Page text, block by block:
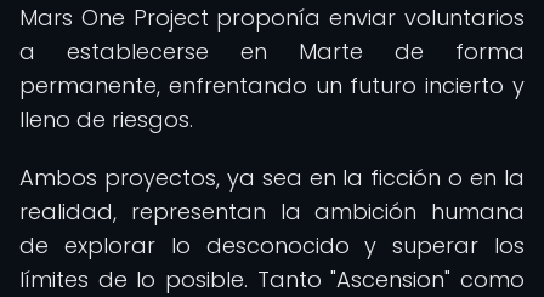
Mars One Project proponía enviar voluntarios
a establecerse en Marte de forma
permanente, enfrentando un futuro incierto y
lleno de riesgos.
Ambos proyectos, ya sea en la ficción o en la
realidad, representan la ambición humana
de explorar lo desconocido y superar los
límites de lo posible. Tanto "Ascension" como